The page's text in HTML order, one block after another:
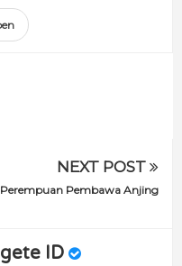
NEXT POST
Pembawa Anjing
ID